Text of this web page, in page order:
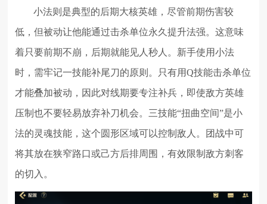
小法则是典型的后期大核英雄，尽管前期伤害较
低，但被动让他能通过击杀单位永久提升法强。这意味
着只要前期不崩，后期就能见人秒人。新手使用小法
时，需牢记一技能补尾刀的原则。只有用Q技能击杀单位
才能叠加被动，因此对线期要专注补兵，即使敌方英雄
压制也不要轻易放弃补刀机会。三技能“扭曲空间”是小
法的灵魂技能，这个圆形区域可以控制敌人。团战中可
将其放在狭窄路口或己方后排周围，有效限制敌方刺客
的切入。